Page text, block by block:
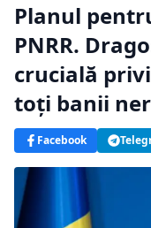
Planul
PNRR.
crucială
toţi banii
Facebook